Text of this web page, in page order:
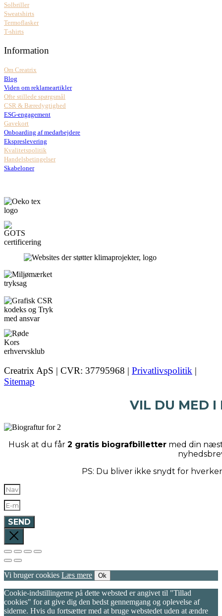
Solbriller
Sweatshirts
Termoflasker
T-shirts
Information
Om Creatrix
Blog
Viden om reklameartikler
Ofte stillede spørgsmål
CSR & Bæredygtighed
ESG-engagement
Gavekort
Onboarding af medarbejdere
Ekspreslevering
Kvalitetspolitik
Handelsbetingelser
Skabeloner
Creatrix ApS | CVR: 37795968 | Privatlivspolitik |
Sitemap
VIL DU MED I
Husk at du får 2 gratis biografbillettermed din
PS: Du bliver ikke snydt for
SEND
Vi bruger cookies Læs mere Ok
Cookie-indstillingerne på dette websted er angivet til "Tillad
cookies" for at give dig den bedst gennemgang og oplevelse af
siderne. Hvis du fortsætter med at bruge webstedet uden at ændre